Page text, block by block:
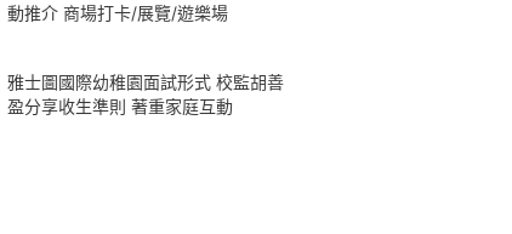
動推介 商場打卡/展覽/遊樂場
雅士圖國際幼稚園面試形式 校監胡善
盈分享收生準則 著重家庭互動